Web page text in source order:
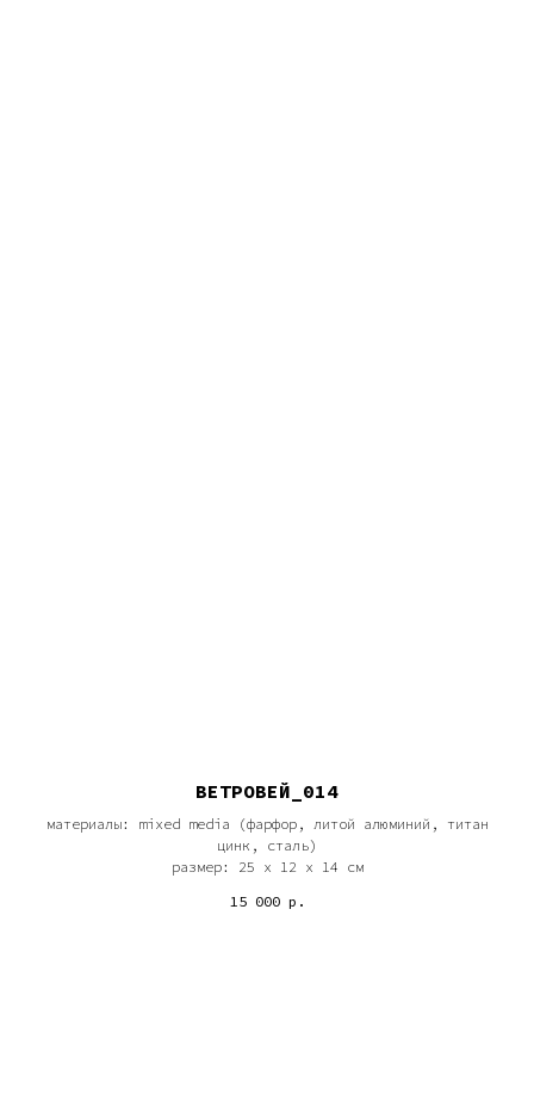
ВЕТРОВЕЙ_014
материалы: mixed media (фарфор, литой алюминий, титан
цинк, сталь)
размер: 25 х 12 х 14 см
15 000 р.